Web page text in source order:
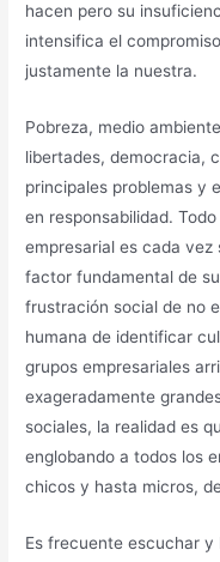
hacen pero su
intensifica el
justamente la nuestra.
Pobreza, medio
libertades, democracia,
principales problemas y
en responsabilidad.
empresarial es cada
factor fundamental de
frustración social de no
humana de identificar
grupos empresariales
exageradamente
sociales, la realidad es
englobando a todos los
chicos y hasta micros,
Es frecuente escuchar y